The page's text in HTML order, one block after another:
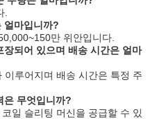
.
얼마입니까?
만 위안입니다.
되어 있으며 배송 시간은 얼마
루어지며 배송 시간은 특정 주
은 무엇입니까?
일 슬리팅 머신을 공급할 수 있